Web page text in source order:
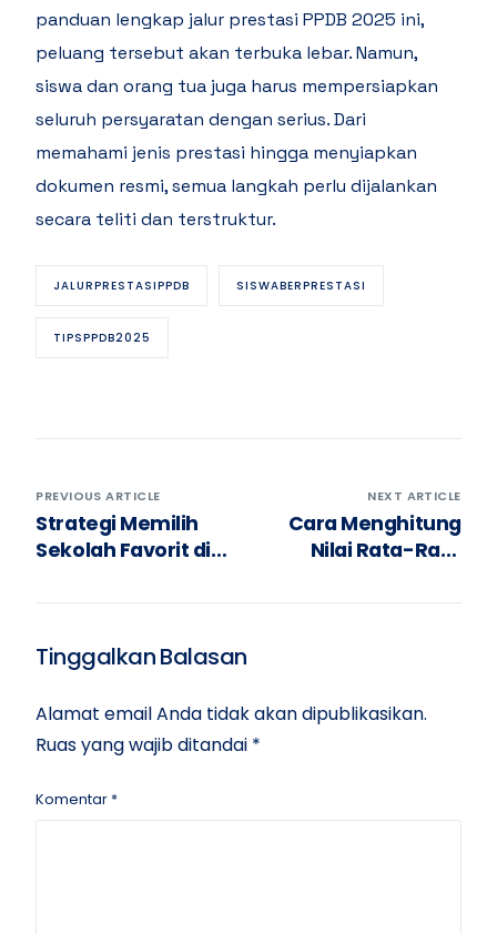
panduan lengkap jalur prestasi PPDB 2025 ini,
peluang tersebut akan terbuka lebar. Namun,
siswa dan orang tua juga harus mempersiapkan
seluruh persyaratan dengan serius. Dari
memahami jenis prestasi hingga menyiapkan
dokumen resmi, semua langkah perlu dijalankan
secara teliti dan terstruktur.
JALURPRESTASIPPDB SISWABERPRESTASI
TIPSPPDB2025
PREVIOUS ARTICLE
Strategi Memilih
Sekolah Favorit di
NEXT ARTICLE
Cara Menghitung
Nilai Rata-Rata
Tinggalkan Balasan
Alamat email Anda tidak akan dipublikasikan.
Ruas yang wajib ditandai *
Komentar *